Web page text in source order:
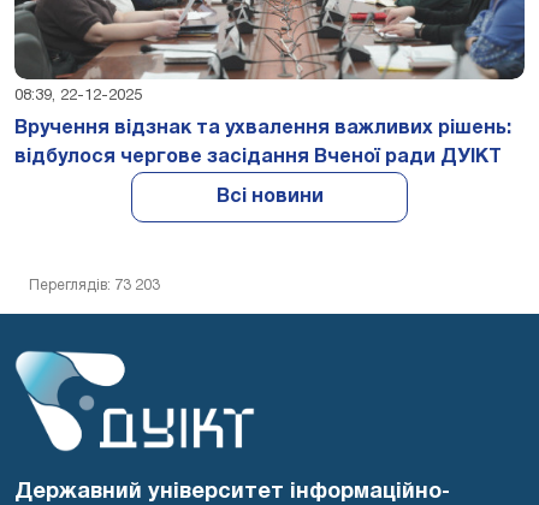
08:39, 22-12-2025
Вручення відзнак та ухвалення важливих рішень:
відбулося чергове засідання Вченої ради ДУІКТ
Всі новини
Переглядів: 73 203
Державний університет інформаційно-